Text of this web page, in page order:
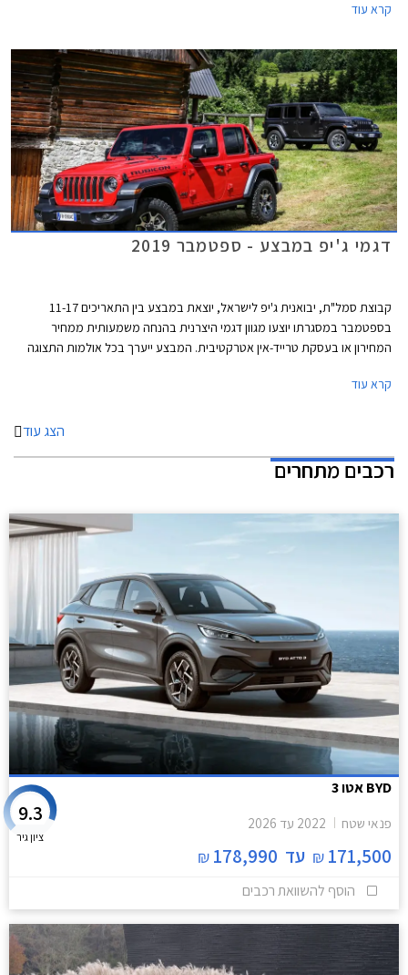
קרא עוד
דגמי ג'יפ במבצע - ספטמבר 2019
קבוצת סמל"ת, יבואנית ג'יפ לישראל, יוצאת במבצע בין התאריכים 11-17
בספטמבר במסגרתו יוצעו מגוון דגמי היצרנית בהנחה משמעותית ממחיר
המחירון או בעסקת טרייד-אין אטרקטיבית. המבצע ייערך בכל אולמות התצוגה
קרא עוד
הצג עוד
רכבים מתחרים
BYD אטו 3
פנאי שטח 2022 עד 2026
171,500
₪ עד 178,990
₪
9.3
ציון גיר
הוסף להשוואת רכבים